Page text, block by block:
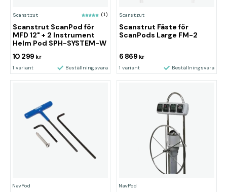
Scanstrut (1)
Scanstrut ScanPod för
MFD 12" + 2 Instrument
Helm Pod SPH-SYSTEM-W
10 299 kr
1 variant Beställningsvara
Scanstrut
Scanstrut Fäste för
ScanPods Large FM-2
6 869 kr
1 variant Beställningsvara
NavPod NavPod